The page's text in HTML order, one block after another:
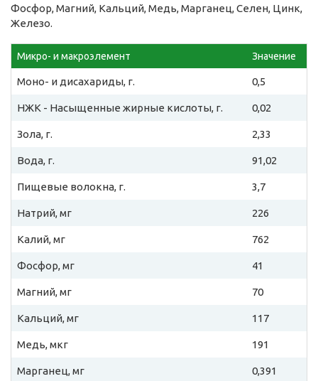
Фосфор, Магний, Кальций, Медь, Марганец, Селен, Цинк,
Железо.
Микро- и макроэлемент Значение
Моно- и дисахариды, г. 0,5
НЖК - Насыщенные жирные кислоты, г. 0,02
Зола, г. 2,33
Вода, г. 91,02
Пищевые волокна, г. 3,7
Натрий, мг 226
Калий, мг 762
Фосфор, мг 41
Магний, мг 70
Кальций, мг 117
Медь, мкг 191
Марганец, мг 0,391